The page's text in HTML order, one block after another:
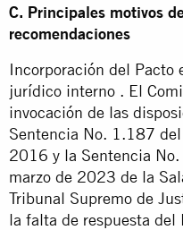
C. Principales motivos
recomendaciones
Incorporación del Pacto
jurídico interno . El
invocación de las
Sentencia No. 1.187
2016 y la Sentencia
marzo de 2023 de la
Tribunal Supremo de
la falta de respuesta del